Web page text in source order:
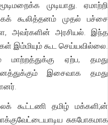
முடியாது. ஏமாற்றி
கைக் கூலித்தனம் முதல் பச்சை
அவர்களின் அரசியல். இந்த
இம்மியும் கூட செய்யவில்லை.
மாற்றத்துக்கு ஏற்ப, தமது
இசைவாக தமது
கூட்டணி தமிழ் மக்களி;ன்
சுகபோகமாக